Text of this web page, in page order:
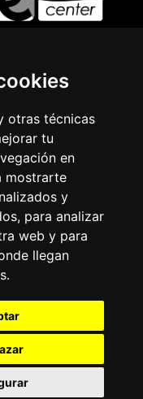
otras técnicas
tu
en
mostrarte
y
para analizar
web y para
llegan
Desarrollo|Nota